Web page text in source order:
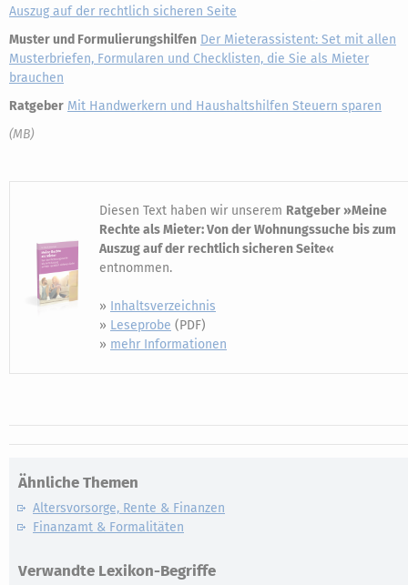
Auszug auf der rechtlich sicheren Seite
Muster und Formulierungshilfen Der Mieterassistent: Set mit allen
Musterbriefen, Formularen und Checklisten, die Sie als Mieter
brauchen
Ratgeber Mit Handwerkern und Haushaltshilfen Steuern sparen
(MB)
Diesen Text haben wir unserem Ratgeber »Meine
Rechte als Mieter: Von der Wohnungssuche bis zum
Auszug auf der rechtlich sicheren Seite«
entnommen.
» Inhaltsverzeichnis
» Leseprobe (PDF)
» mehr Informationen
Ähnliche Themen
Altersvorsorge, Rente & Finanzen
Finanzamt & Formalitäten
Verwandte Lexikon-Begriffe